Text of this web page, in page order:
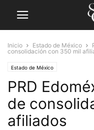
Inicio Estado de México
consolidación con 350 mil
Estado de México
PRD
de
afiliados